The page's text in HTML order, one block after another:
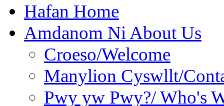
Hafan Home
Amdanom Ni About Us
Croeso/Welcome
Manylion Cyswllt/
Pwy yw Pwy?/ Who's